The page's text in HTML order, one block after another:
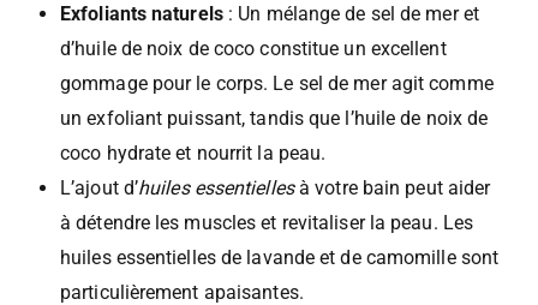
Exfoliants naturels: Un mélange de sel de mer et
d’huile de noix de coco constitue un excellent
gommage pour le corps. Le sel de mer agit comme
un exfoliant puissant, tandis que l’huile de noix de
coco hydrate et nourrit la peau.
L’ajout d’huiles essentiellesà votre bain peut aider
à détendre les muscles et revitaliser la peau. Les
huiles essentielles de lavande et de camomille sont
particulièrement apaisantes.